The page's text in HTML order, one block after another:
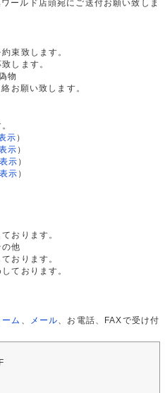
ールド店頭宛にご送付お願い致しま
束致します。
します。
物
お願い致します。
示 ）
示 ）
示 ）
示 ）
おります。
の他
おります。
ております。
ム メール 、お電話、FAXで受け付